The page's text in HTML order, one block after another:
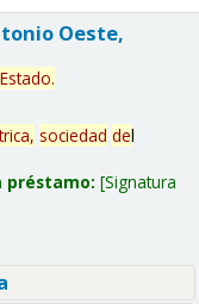
Oeste,
Estado.
sociedad del
préstamo: Signatura